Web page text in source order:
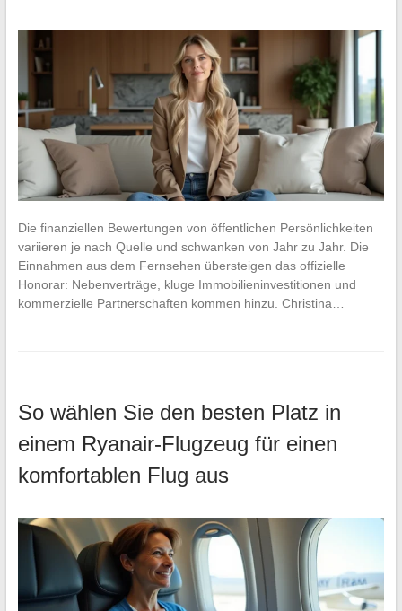
Die finanziellen Bewertungen von öffentlichen Persönlichkeiten
variieren je nach Quelle und schwanken von Jahr zu Jahr. Die
Einnahmen aus dem Fernsehen übersteigen das offizielle
Honorar: Nebenverträge, kluge Immobilieninvestitionen und
kommerzielle Partnerschaften kommen hinzu. Christina…
So wählen Sie den besten Platz in
einem Ryanair-Flugzeug für einen
komfortablen Flug aus